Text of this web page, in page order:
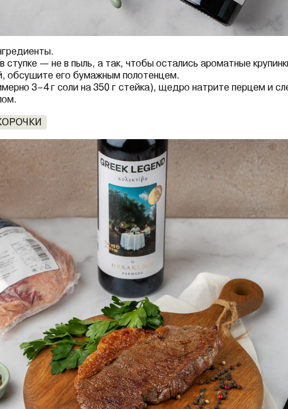
ступке — не в пыль, а так, чтобы остались ароматные
обсушите его бумажным полотенцем.
3–4 г соли на 350 г стейка), щедро натрите перцем и